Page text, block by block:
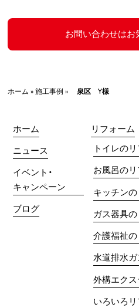
お問い合わせはお
ホーム »施工事例 » 泉区 Y様
ホーム
ニュース
イベント・
キャンペーン
ブログ
リフォーム
トイレの
お風呂の
キッチン
ガス器具
介護福祉
水道排水
外構エク
いろいろ